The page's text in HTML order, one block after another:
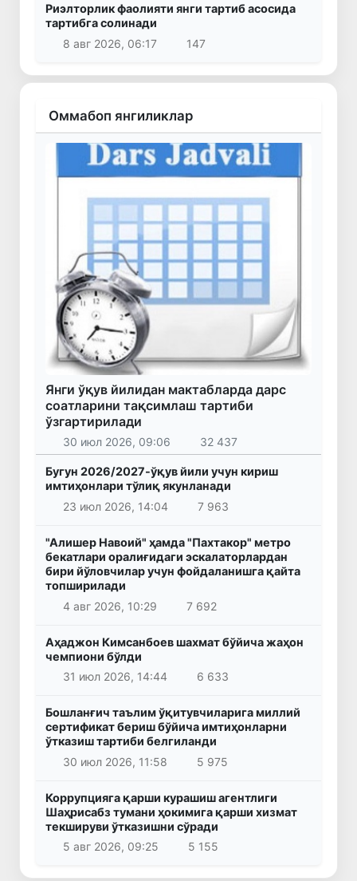
Риэлторлик фаолияти янги тартиб асосида
тартибга солинади
8 авг 2026, 06:17
147
Оммабоп янгиликлар
Янги ўқув йилидан мактабларда дарс
соатларини тақсимлаш тартиби
ўзгартирилади
30 июл 2026, 09:06 32 437
Бугун 2026/2027-ўқув йили учун кириш
имтиҳонлари тўлиқ якунланади
23 июл 2026, 14:04
7 963
"Алишер Навоий" ҳамда "Пахтакор" метро
бекатлари оралиғидаги эскалаторлардан
бири йўловчилар учун фойдаланишга қайта
топширилади
4 авг 2026, 10:29
7 692
Аҳаджон Кимсанбоев шахмат бўйича жаҳон
чемпиони бўлди
31 июл 2026, 14:44
6 633
Бошланғич таълим ўқитувчиларига миллий
сертификат бериш бўйича имтиҳонларни
ўтказиш тартиби белгиланди
30 июл 2026, 11:58
5 975
Коррупцияга қарши курашиш агентлиги
Шаҳрисабз тумани ҳокимига қарши хизмат
текшируви ўтказишни сўради
5 авг 2026, 09:25
5 155